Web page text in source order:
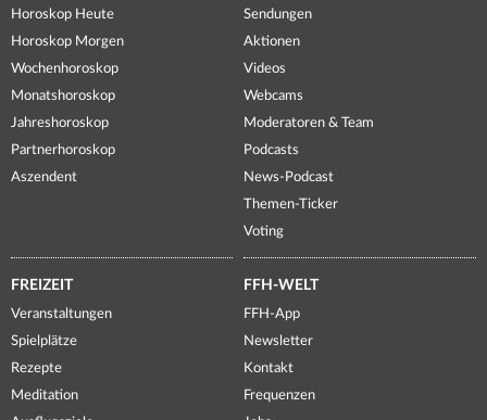
Horoskop Heute
Horoskop Morgen
Wochenhoroskop
Monatshoroskop
Jahreshoroskop
Partnerhoroskop
Aszendent
Sendungen
Aktionen
Videos
Webcams
Moderatoren & Team
Podcasts
News-Podcast
Themen-Ticker
Voting
FREIZEIT
Veranstaltungen
Spielplätze
Rezepte
Meditation
FFH-WELT
FFH-App
Newsletter
Kontakt
Frequenzen